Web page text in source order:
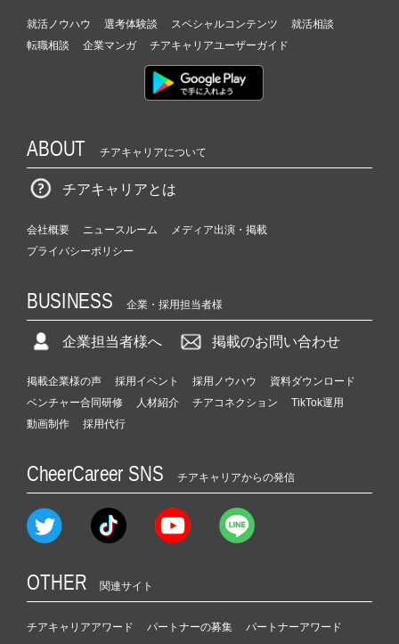
就活ノウハウ 選考体験談 スペシャルコンテンツ
就活相談
転職相談
企業マンガ チアキャリアユーザーガイド
ABOUT チアキャリアについて
チアキャリアとは
会社概要 ニュースルーム
メディア出演・掲載
プライバシーポリシー
BUSINESS 企業・採用担当者様
企業担当者様へ 掲載のお問い合わせ
掲載企業様の声 採用イベント 採用ノウハウ
資料ダウンロード
ベンチャー合同研修
人材紹介 チアコネクション
TikTok運用
動画制作
採用代行
CheerCareer SNS チアキャリアからの発信
OTHER 関連サイト
チアキャリアアワード パートナーの募集 パートナーアワード